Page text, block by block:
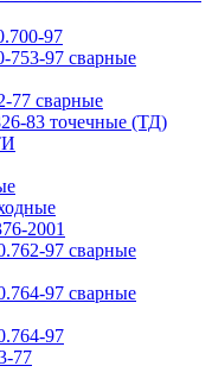
97
97 сварные
77 сварные
83 точечные (ТД)
2001
97 сварные
97 сварные
97
77